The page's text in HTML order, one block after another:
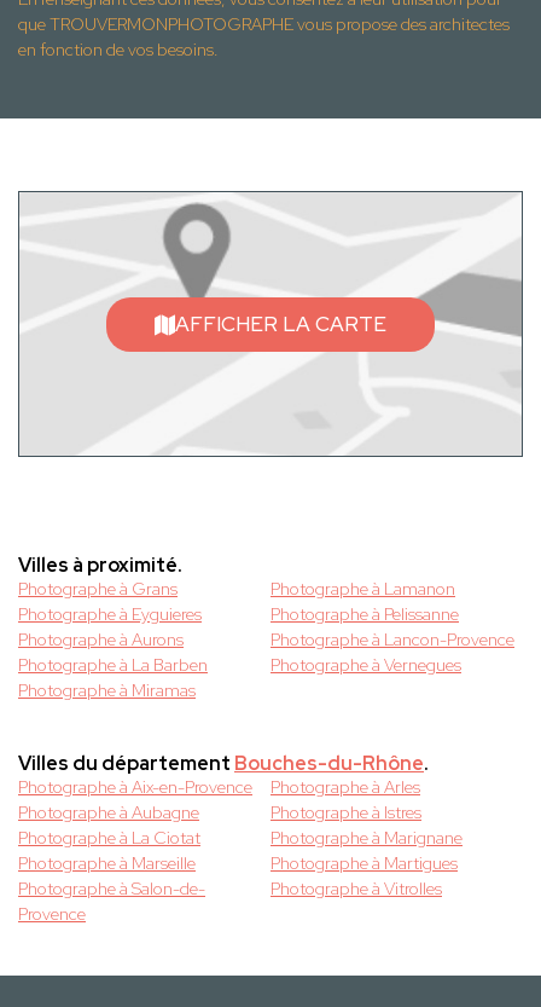
que TROUVERMONPHOTOGRAPHE vous propose des architectes
en fonction de vos besoins.
AFFICHER LA CARTE
Villes à proximité.
Photographe à Grans
Photographe à Lamanon
Photographe à Eyguieres
Photographe à Pelissanne
Photographe à Aurons
Photographe à Lancon-Provence
Photographe à La Barben
Photographe à Vernegues
Photographe à Miramas
Villes du département Bouches-du-Rhône.
Photographe à Aix-en-Provence
Photographe à Arles
Photographe à Aubagne
Photographe à Istres
Photographe à La Ciotat
Photographe à Marignane
Photographe à Marseille
Photographe à Martigues
Photographe à Salon-de-
Provence
Photographe à Vitrolles